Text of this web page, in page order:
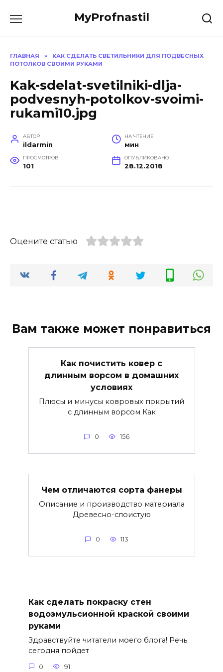
MyProfnastil
ГЛАВНАЯ »
КАК СДЕЛАТЬ СВЕТИЛЬНИКИ ДЛЯ ПОДВЕСНЫХ
ПОТОЛКОВ СВОИМИ РУКАМИ
Kak-sdelat-svetilniki-dlja-
podvesnyh-potolkov-svoimi-
rukami10.jpg
АВТОР
ildarmin
НА ЧТЕНИЕ
мин
ПРОСМОТРОВ
101
ОПУБЛИКОВАНО
28.12.2018
Оцените статью
Вам также может понравиться
Как почистить ковер с
длинным ворсом в домашних
условиях
Плюсы и минусы ковровых покрытий
с длинным ворсом Как
0 156
Чем отличаются сорта фанеры
Описание и производство материала
Древесно-слоистую
0 113
Как сделать покраску стен
водоэмульсионной краской своими
руками
Здравствуйте читатели моего блога! Речь
сегодня пойдет
0 91